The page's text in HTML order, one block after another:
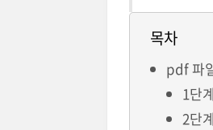
목차
pdf 파
1단
2단